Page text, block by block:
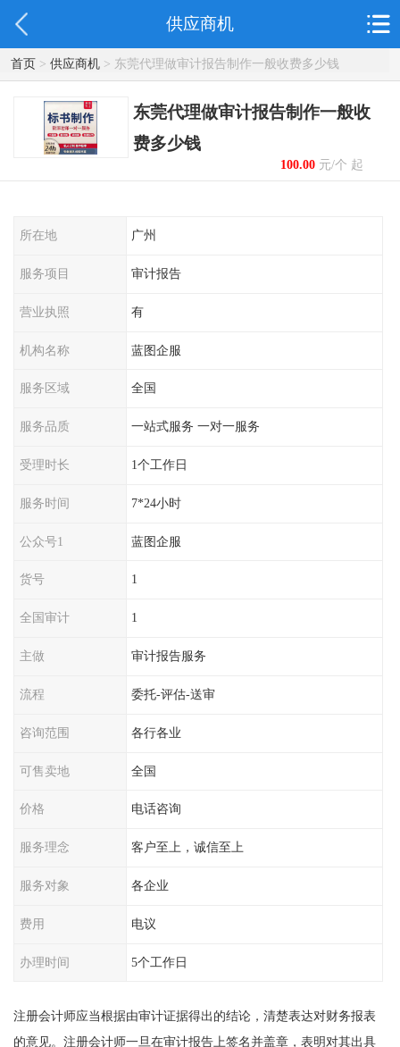
供应商机
首页> 供应商机> 东莞代理做审计报告制作一般收费多少钱
东莞代理做审计报告制作一般收
费多少钱
100.00元/个 起
所在地 广州
服务项目 审计报告
营业执照 有
机构名称 蓝图企服
服务区域 全国
服务品质 一站式服务 一对一服务
受理时长 1个工作日
服务时间 7*24小时
公众号1 蓝图企服
货号 1
全国审计 1
主做 审计报告服务
流程 委托-评估-送审
咨询范围 各行各业
可售卖地 全国
价格 电话咨询
服务理念 客户至上，诚信至上
服务对象 各企业
费用 电议
办理时间 5个工作日
注册会计师应当根据由审计证据得出的结论，清楚表达对财务报表
的意见。注册会计师一旦在审计报告上签名并盖章，表明对其出具